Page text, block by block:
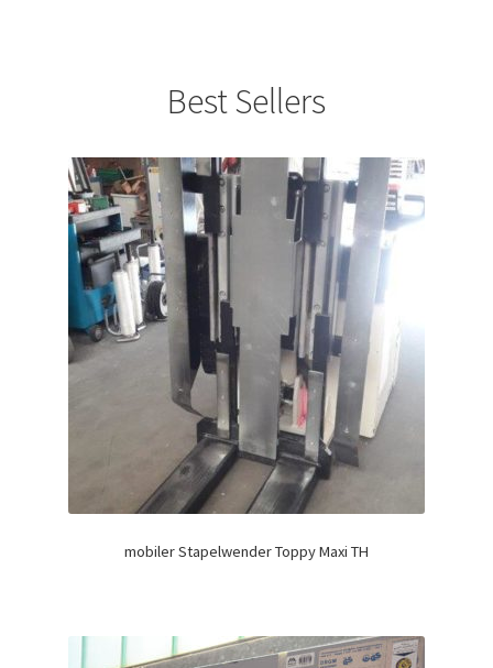
Best Sellers
mobiler Stapelwender Toppy Maxi TH